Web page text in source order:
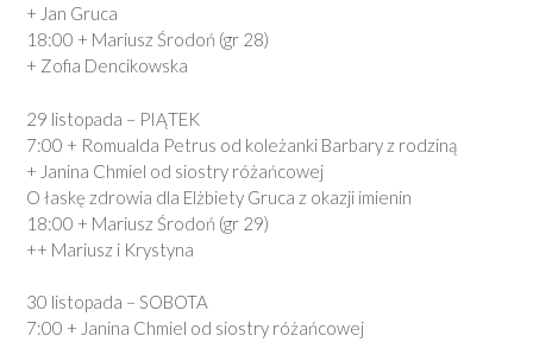
+ Jan Gruca
18:00 + Mariusz Środoń (gr 28)
+ Zofia Dencikowska
29 listopada – PIĄTEK
7:00 + Romualda Petrus od koleżanki Barbary z rodziną
+ Janina Chmiel od siostry różańcowej
O łaskę zdrowia dla Elżbiety Gruca z okazji imienin
18:00 + Mariusz Środoń (gr 29)
++ Mariusz i Krystyna
30 listopada – SOBOTA
7:00 + Janina Chmiel od siostry różańcowej